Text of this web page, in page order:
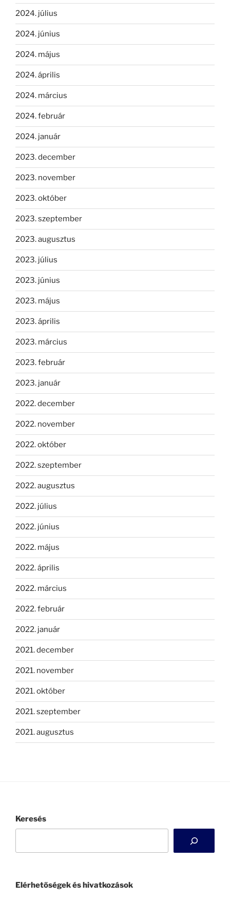
2024. július
2024. június
2024. május
2024. április
2024. március
2024. február
2024. január
2023. december
2023. november
2023. október
2023. szeptember
2023. augusztus
2023. július
2023. június
2023. május
2023. április
2023. március
2023. február
2023. január
2022. december
2022. november
2022. október
2022. szeptember
2022. augusztus
2022. július
2022. június
2022. május
2022. április
2022. március
2022. február
2022. január
2021. december
2021. november
2021. október
2021. szeptember
2021. augusztus
Keresés
Elérhetőségek és hivatkozások